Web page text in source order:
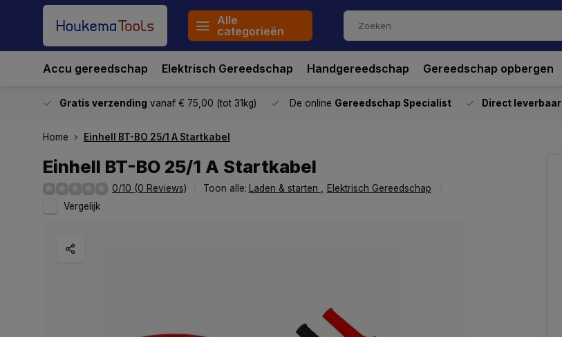
Alle
categorieën
Accu gereedschap Elektrisch Gereedschap Handgereedschap Gereedschap opbergen
Gratis verzending vanaf € 75,00 (tot 31kg) De online Gereedschap Specialist Direct leverbaar
Home Einhell BT-BO 25/1 A Startkabel
Einhell BT-BO 25/1 A Startkabel
0/10 (0 Reviews) Toon alle: Laden & starten
Elektrisch Gereedschap
Vergelijk